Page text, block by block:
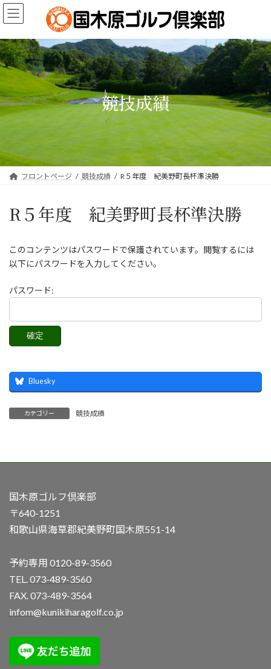
コ
ン
ン
ツ
へ
キ
ッ
プ
ナ
ビ
ー
シ
ョ
に
移
動
競技成績
フロントページ 競技成績 R５年度 紀美野町長杯準決勝
R５年度 紀美野町長杯準決勝
このコンテンツはパスワードで保護されています。閲覧するには
以下にパスワードを入力してください。
パスワード:
Bluesky
カテゴリー 競技成績
国木原ゴルフ倶楽部
〒640-1251
和歌山県海草郡紀美野町国木原551-14
予約専用 0120-89-3560
TEL.073-489-3560
FAX. 073-489-3564
infom@kunikiharagolf.co.jp